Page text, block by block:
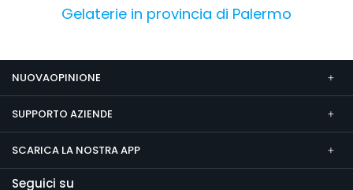
Gelaterie in provincia di Palermo
NUOVAOPINIONE
SUPPORTO AZIENDE
SCARICA LA NOSTRA APP
Seguici su